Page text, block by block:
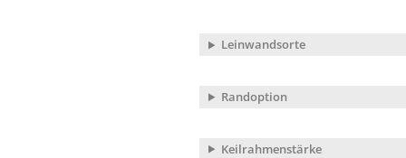
Leinwandsorte
Randoption
Keilrahmenstärke